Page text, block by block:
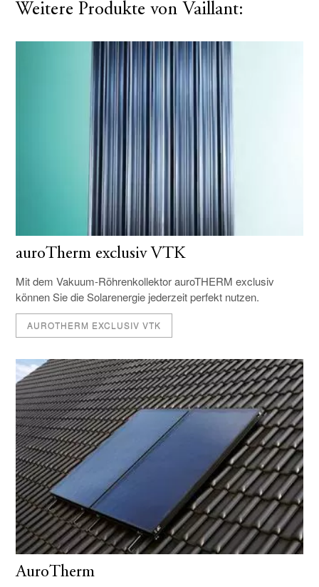
Weitere Produkte von Vaillant:
auroTherm exclusiv VTK
Mit dem Vakuum-Röhrenkollektor auroTHERM exclusiv
können Sie die Solarenergie jederzeit perfekt nutzen.
AUROTHERM EXCLUSIV VTK
AuroTherm